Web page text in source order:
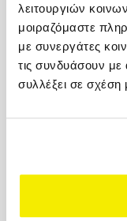
λειτουργιών
μοιραζόμαστε
με συνεργάτες
τις συνδυάσουν με
συλλέξει σε
ΚΥΠΡΟΣ
00357
00357
Versus
+30 210 32